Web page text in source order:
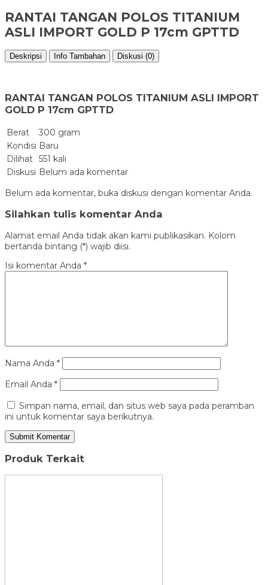
RANTAI TANGAN POLOS TITANIUM
ASLI IMPORT GOLD P 17cm GPTTD
Deskripsi Info Tambahan Diskusi (0)
RANTAI TANGAN POLOS TITANIUM ASLI IMPORT
GOLD P 17cm GPTTD
Berat
300 gram
Kondisi Baru
Dilihat 551 kali
Diskusi Belum ada komentar
Belum ada komentar, buka diskusi dengan komentar Anda.
Silahkan tulis komentar Anda
Alamat email Anda tidak akan kami publikasikan. Kolom
bertanda bintang (*) wajib diisi.
Isi komentar Anda *
Nama Anda *
Email Anda *
Simpan nama, email, dan situs web saya pada peramban
ini untuk komentar saya berikutnya.
Produk Terkait